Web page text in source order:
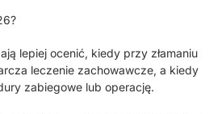
lepiej ocenić, kiedy przy złamaniu
leczenie zachowawcze, a kiedy
zabiegowe lub operację.